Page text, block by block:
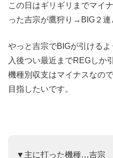
この日はギリギリまでマイ
った吉宗が鷹狩り→BIG２連
やっと吉宗でBIGが引ける
入後つい最近までREGしか
機種別収支はマイナスなの
目指したいです。
▼主に打った機種…吉宗